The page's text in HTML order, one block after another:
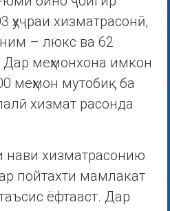
ҳуҷраи хизматрасонӣ,
– люкс ва 62
меҳмонхона имкон
меҳмон мутобиқ ба
хизмат расонда
нави хизматрасонию
пойтахти мамлакат
ёфтааст. Дар